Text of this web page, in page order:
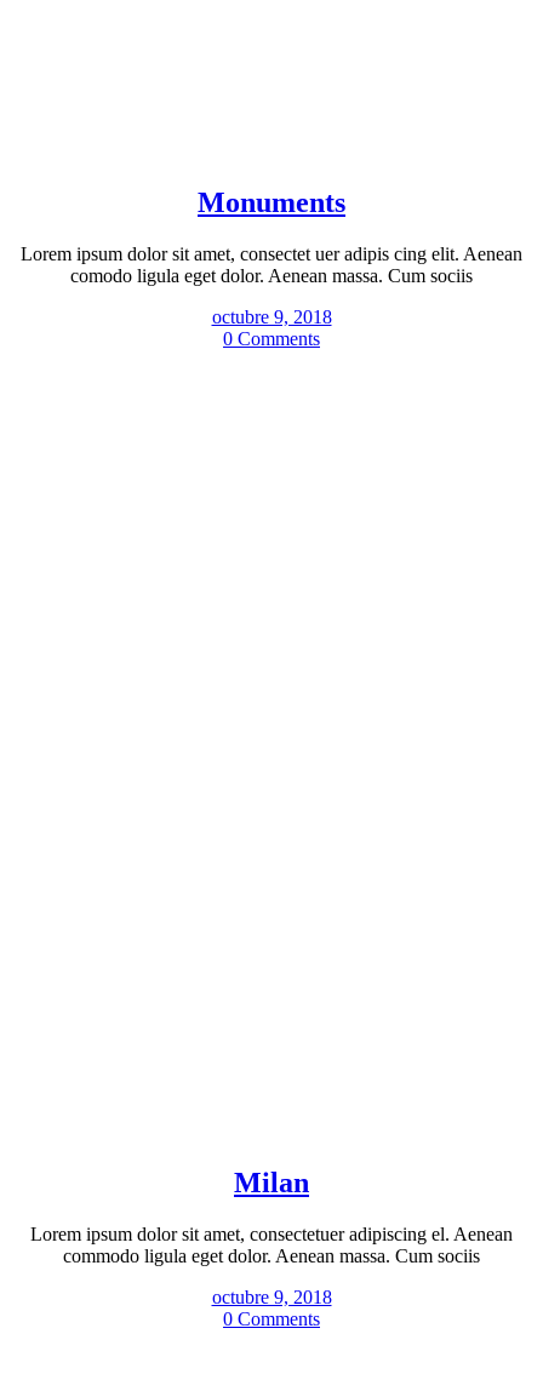
Monuments
Lorem ipsum dolor sit amet, consectet uer adipis cing elit. Aenean
comodo ligula eget dolor. Aenean massa. Cum sociis
octubre 9, 2018
0 Comments
Milan
Lorem ipsum dolor sit amet, consectetuer adipiscing el. Aenean
commodo ligula eget dolor. Aenean massa. Cum sociis
octubre 9, 2018
0 Comments